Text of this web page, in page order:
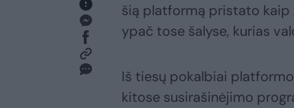
šią platformą pristato kaip
ypač tose šalyse, kurias
Iš tiesų pokalbiai
kitose susirašinėjimo